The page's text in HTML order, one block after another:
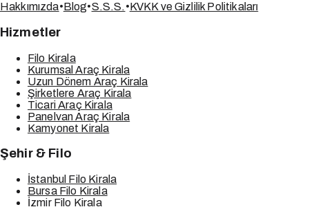
Hakkımızda•Blog•S.S.S. •KVKK ve Gizlilik Politikaları
Hizmetler
Filo Kirala
Kurumsal Araç Kirala
Uzun Dönem Araç Kirala
Şirketlere Araç Kirala
Ticari Araç Kirala
Panelvan Araç Kirala
Kamyonet Kirala
Şehir & Filo
İstanbul Filo Kirala
Bursa Filo Kirala
İzmir Filo Kirala